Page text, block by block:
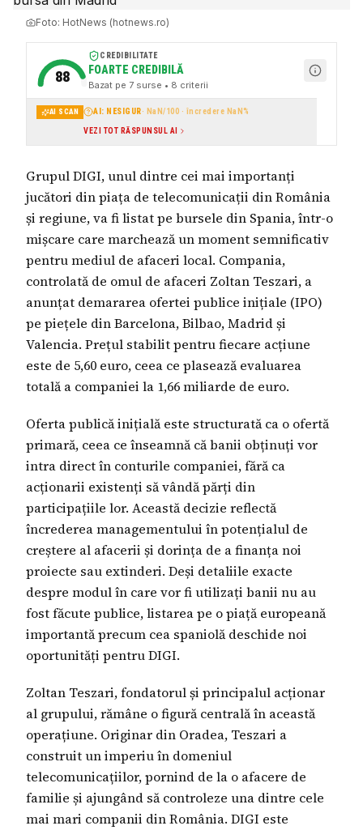
Foto: HotNews (hotnews.ro)
88
CREDIBILITATE
FOARTE CREDIBILĂ
Bazat pe 7 surse • 8 criterii
AI SCAN AI: NESIGUR· NaN/100 · încredere NaN%
VEZI TOT RĂSPUNSUL AI
Grupul DIGI, unul dintre cei mai importanți
jucători din piața de telecomunicații din România
și regiune, va fi listat pe bursele din Spania, într-o
mișcare care marchează un moment semnificativ
pentru mediul de afaceri local. Compania,
controlată de omul de afaceri Zoltan Teszari, a
anunțat demararea ofertei publice inițiale (IPO)
pe piețele din Barcelona, Bilbao, Madrid și
Valencia. Prețul stabilit pentru fiecare acțiune
este de 5,60 euro, ceea ce plasează evaluarea
totală a companiei la 1,66 miliarde de euro.
Oferta publică inițială este structurată ca o ofertă
primară, ceea ce înseamnă că banii obținuți vor
intra direct în conturile companiei, fără ca
acționarii existenți să vândă părți din
participațiile lor. Această decizie reflectă
încrederea managementului în potențialul de
creștere al afacerii și dorința de a finanța noi
proiecte sau extinderi. Deși detaliile exacte
despre modul în care vor fi utilizați banii nu au
fost făcute publice, listarea pe o piață europeană
importantă precum cea spaniolă deschide noi
oportunități pentru DIGI.
Zoltan Teszari, fondatorul și principalul acționar
al grupului, rămâne o figură centrală în această
operațiune. Originar din Oradea, Teszari a
construit un imperiu în domeniul
telecomunicațiilor, pornind de la o afacere de
familie și ajungând să controleze una dintre cele
mai mari companii din România. DIGI este